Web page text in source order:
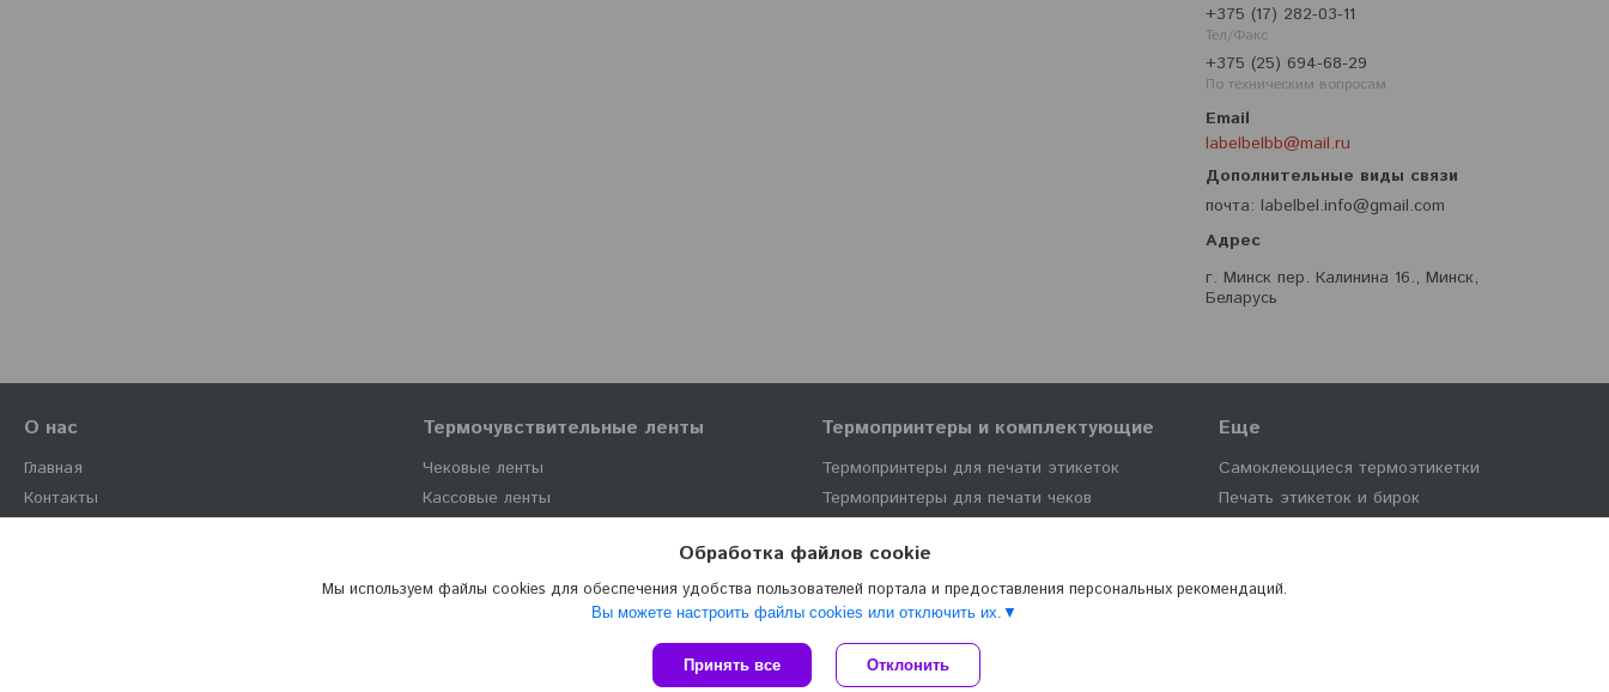
+375 (17) 282-03-11
Тел/Факс
+375 (25) 694-68-29
По техническим вопросам
labelbelbb@mail.ru
почта labelbel.info@gmail.com
г. Минск пер. Калинина 16., Минск,
Беларусь
О нас
Главная
Контакты
Термочувствительные ленты
Чековые ленты
Кассовые ленты
Термопринтеры и комплектующие
Термопринтеры для печати этикеток
Термопринтеры для печати чеков
Еще
Самоклеющиеся термоэтикетки
Печать этикеток и бирок
Сайт создан на платформе Deal.by
Политика обработки файлов cookies
Обработка файлов cookie
Мы используем файлы cookies для обеспечения удобства пользователей портала и предоставления персональных рекомендаций.
Вы можете настроить файлы cookies или отключить их.
Принять все Отклонить